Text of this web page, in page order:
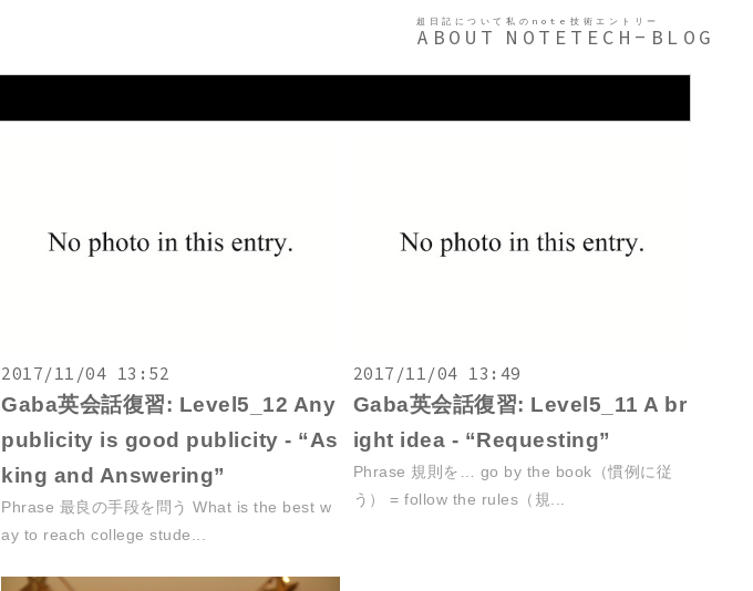
超日記について
ABOUT
私のnote
NOTE
技術エントリー
TECH-BLOG
2017/11/04 13:52
Gaba英会話復習: Level5_12 Any
publicity is good publicity - “As
king and Answering”
Phrase 最良の手段を問う What is the best w
ay to reach college stude...
2017/11/04 13:49
Gaba英会話復習: Level5_11 A br
ight idea - “Requesting”
Phrase 規則を… go by the book（慣例に従
う） = follow the rules（規...